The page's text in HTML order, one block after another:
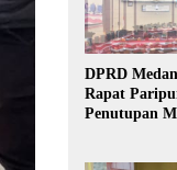
DPRD
Rapat
Penutupan